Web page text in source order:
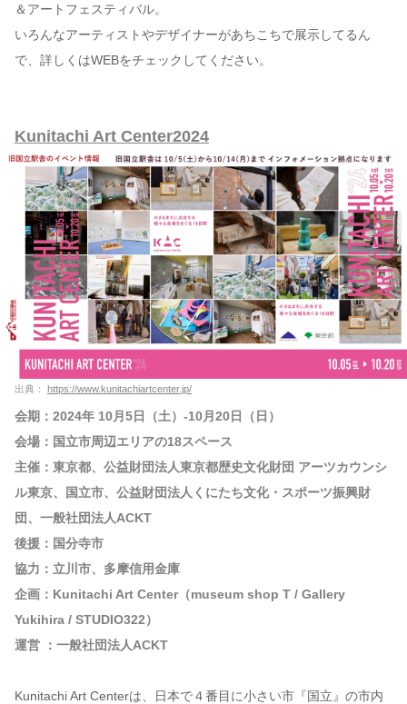
＆アートフェスティバル。
いろんなアーティストやデザイナーがあちこちで展示してるん
で、詳しくはWEBをチェックしてください。
Kunitachi Art Center2024
出典： https://www.kunitachiartcenter.jp/
会期：2024年 10月5日（土）-10月20日（日）
会場：国立市周辺エリアの18スペース
主催：東京都、公益財団法人東京都歴史文化財団 アーツカウンシ
ル東京、国立市、公益財団法人くにたち文化・スポーツ振興財
団、一般社団法人ACKT
後援：国分寺市
協力：立川市、多摩信用金庫
企画：Kunitachi Art Center（museum shop T / Gallery
Yukihira / STUDIO322）
運営 ：一般社団法人ACKT
Kunitachi Art Centerは、日本で４番目に小さい市『国立』の市内